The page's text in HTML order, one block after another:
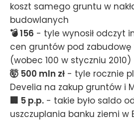
koszt samego gruntu w
budowlanych
💣 156 - tyle wynosił odczyt
cen gruntów pod zabudowę
(wobec 100 w styczniu 2010)
🤯 500 mln zł - tyle rocznie
Develia na zakup gruntów i
🏢 5 p.p. - takie było saldo
uszczuplania banku ziemi w